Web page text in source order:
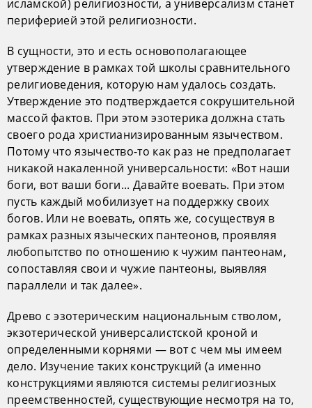
исламской) религиозности, а универсализм станет
периферией этой религиозности.
В сущности, это и есть основополагающее
утверждение в рамках той школы сравнительного
религиоведения, которую нам удалось создать.
Утверждение это подтверждается сокрушительной
массой фактов. При этом эзотерика должна стать
своего рода христианизированным язычеством.
Потому что язычество-то как раз не предполагает
никакой накаленной универсальности: «Вот наши
боги, вот ваши боги... Давайте воевать. При этом
пусть каждый мобилизует на поддержку своих
богов. Или не воевать, опять же, сосуществуя в
рамках разных языческих пантеонов, проявляя
любопытство по отношению к чужим пантеонам,
сопоставляя свои и чужие пантеоны, выявляя
параллели и так далее».
Древо с эзотерическим национальным стволом,
экзотерической универсалистской кроной и
определенными корнями — вот с чем мы имеем
дело. Изучение таких конструкций (а именно
конструкциями являются системы религиозных
преемственностей, существующие несмотря на то,